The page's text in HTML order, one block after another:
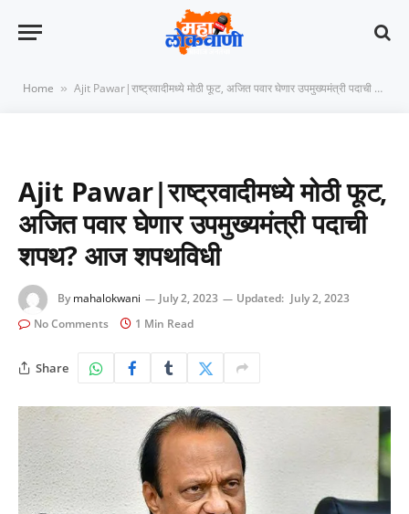
Home » Ajit Pawar|राष्ट्रवादीमध्ये मोठी फूट, अजित पवार घेणार उपमुख्यमंत्री पदाची शपथ? आज शपथविधी
Ajit Pawar|राष्ट्रवादीमध्ये मोठी फूट,
अजित पवार घेणार उपमुख्यमंत्री पदाची
शपथ? आज शपथविधी
By mahalokwani July 2, 2023 Updated: July 2, 2023
No Comments
1 Min Read
Share